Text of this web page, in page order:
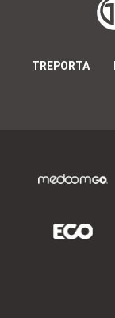
TREPORTA